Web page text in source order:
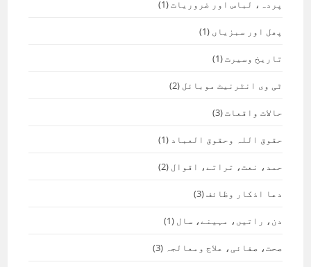
پردہ، لباس اور ضروریات(1)
پھل اور سبزیاں (1)
تاریخ وسیرت(1)
ٹی وی انٹرنیٹ موبائل (2)
حالات واقعات(3)
حقوق اللہ وحقوق العباد (1)
حمد، نعت، تراتے، اقوال (2)
دعا اذکار وظائف(3)
دن، راتیں، مہینے، سال (1)
صحت، صفائی، علاج ومعالجہ (3)